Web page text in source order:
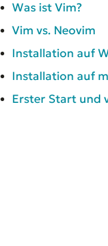
Was ist Vim?
Vim vs. Neovim
Installation auf
Installation auf
Erster Start und